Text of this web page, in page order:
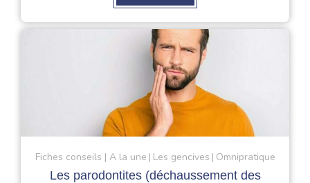
Fiches conseils A la une Les gencives Omnipratique
Les parodontites (déchaussement des